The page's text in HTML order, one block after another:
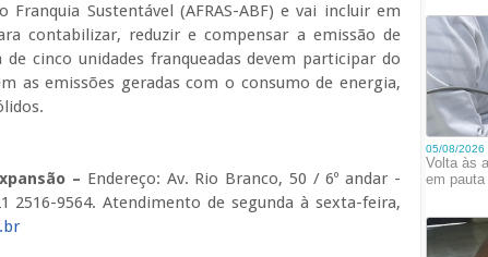
Franquia Sustentável (AFRAS-ABF) e vai incluir em
contabilizar, reduzir e compensar a emissão de
de cinco unidades franqueadas devem participar do
as emissões geradas com o consumo de energia,
– Endereço: Av. Rio Branco, 50 / 6º andar -
2516-9564. Atendimento de segunda à sexta-feira,